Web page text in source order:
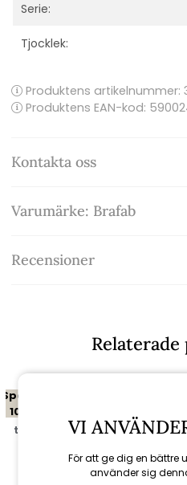
Serie:
Tjocklek:
Produktens artikelnummer:
Produktens EAN-kod:
Kontakta oss
Varumärke: Brafab
Recensioner
Spara
10%
till 16/8 VI
För att ge dig en bättre
använder sig